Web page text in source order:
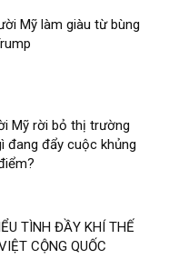
Mỹ làm giàu từ bùng
Mỹ rời bỏ thị trường
đang đẩy cuộc khủng
TÌNH ĐẦY KHÍ THẾ
CỘNG QUỐC